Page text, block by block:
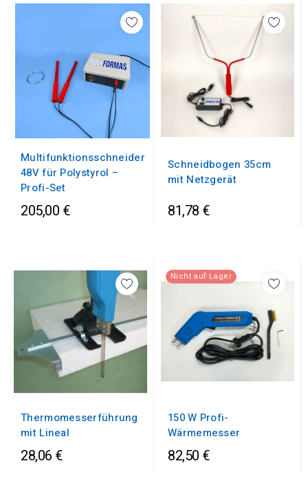
Multifunktionsschneider
48V für Polystyrol –
Profi-Set
205,00 €
Schneidbogen 35cm
mit Netzgerät
81,78 €
Thermomesserführung
mit Lineal
28,06 €
Nicht auf Lager
150 W Profi-
Wärmemesser
82,50 €